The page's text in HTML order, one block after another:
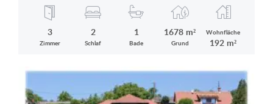
3
Zimmer
2
Schlaf
1
Bade
1678 m²
Grund
Wohnfläche
192 m²